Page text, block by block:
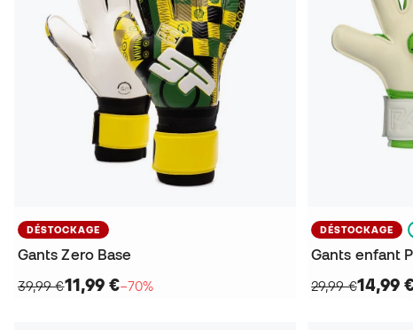
DÉSTOCKAGE
Gants Zero Base
39,99 €11,99 €−70%
DÉSTOCKAGE
Gants enfant
29,99 €14,99